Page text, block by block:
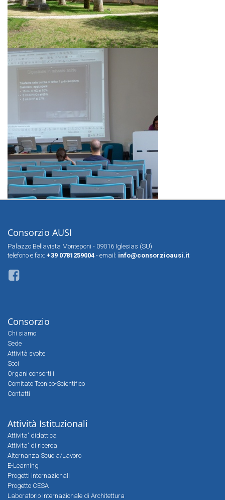
Consorzio AUSI
Palazzo Bellavista Monteponi - 09016 Iglesias (SU)
telefono e fax: +39 0781259004 - email: info@consorzioausi.it
Consorzio
Chi siamo
Sede
Attività svolte
Soci
Organi consortili
Comitato Tecnico-Scientifico
Contatti
Attività Istituzionali
Attivita' didattica
Attivita' di ricerca
Alternanza Scuola/Lavoro
E-Learning
Progetti internazionali
Progetto CESA
Laboratorio Internazionale di Architettura